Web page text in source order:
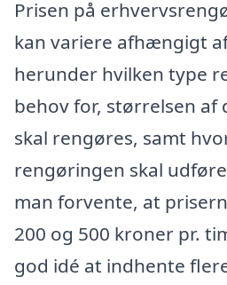
Prisen på
kan variere afhængigt
herunder hvilken type
behov for, størrelsen af
skal rengøres, samt
rengøringen skal
man forvente, at
200 og 500 kroner pr.
god idé at indhente